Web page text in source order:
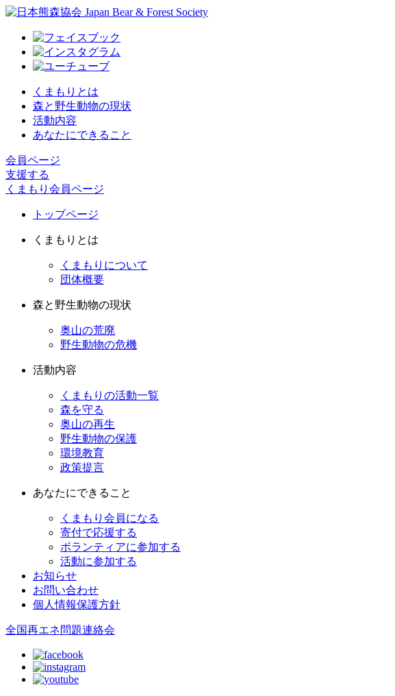
くまもりとは
森と野生動物の現状
活動内容
あなたにできること
会員ページ
支援する
くまもり会員ページ
トップページ
くまもりとは
くまもりについて
団体概要
森と野生動物の現状
奥山の荒廃
野生動物の危機
活動内容
くまもりの活動一覧
森を守る
奥山の再生
野生動物の保護
環境教育
政策提言
あなたにできること
くまもり会員になる
寄付で応援する
ボランティアに参加する
活動に参加する
お知らせ
お問い合わせ
個人情報保護方針
全国再エネ問題連絡会